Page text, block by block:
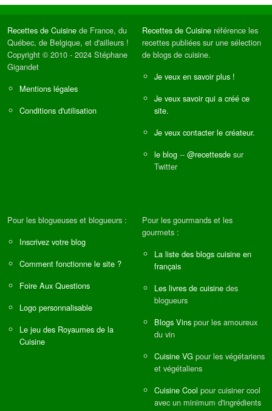
Recettes de Cuisine de France, du
Québec, de Belgique, et d'ailleurs !
Copyright © 2010 - 2024 Stéphane
Gigandet
Mentions légales
Conditions d'utilisation
Recettes de Cuisine référence les
recettes publiées sur une sélection
de blogs de cuisine.
Je veux en savoir plus !
Je veux savoir qui a créé ce
site.
Je veux contacter le créateur.
le blog -- @recettesde sur
Twitter
Pour les blogueuses et blogueurs :
Inscrivez votre blog
Comment fonctionne le site ?
Foire Aux Questions
Logo personnalisable
Le jeu des Royaumes de la
Cuisine
Pour les gourmands et les
gourmets :
La liste des blogs cuisine en
français
Les livres de cuisine des
blogueurs
Blogs Vins pour les amoureux
du vin
Cuisine VG pour les végétariens
et végétaliens
Cuisine Cool pour cuisiner cool
avec un minimum d'ingrédients